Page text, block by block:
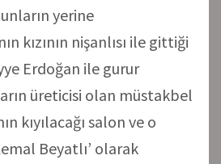
yerine
kızının nişanlısı ile gittiği
Erdoğan ile gurur
üreticisi olan müstakbel
kıyılacağı salon ve o
Beyatlı’ olarak